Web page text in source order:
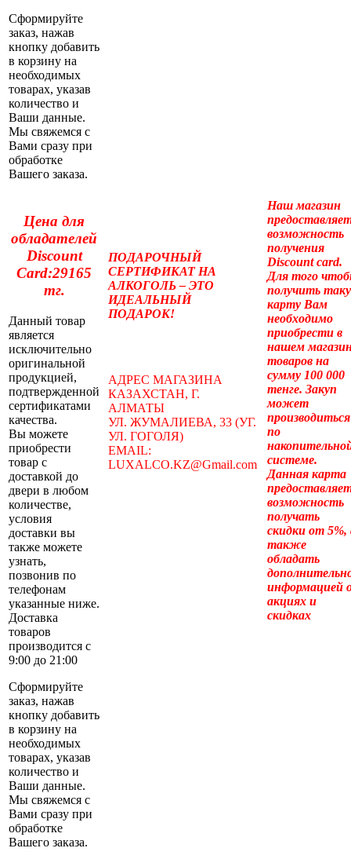
Сформируйте
заказ, нажав
кнопку добавить
в корзину на
необходимых
товарах, указав
количество и
Ваши данные.
Мы свяжемся с
Вами сразу при
обработке
Вашего заказа.
Цена для
обладателей
Discount
Card:29165
тг.
Данный товар
является
исключительно
оригинальной
продукцией,
подтвержденной
сертификатами
качества.
Вы можете
приобрести
товар с
доставкой до
двери в любом
количестве,
условия
доставки вы
также можете
узнать,
позвонив по
телефонам
указанные ниже.
Доставка
товаров
производится с
9:00 до 21:00
Сформируйте
заказ, нажав
кнопку добавить
в корзину на
необходимых
товарах, указав
количество и
Ваши данные.
Мы свяжемся с
Вами сразу при
обработке
Вашего заказа.
ПОДАРОЧНЫЙ
СЕРТИФИКАТ НА
АЛКОГОЛЬ – ЭТО
ИДЕАЛЬНЫЙ
ПОДАРОК!
АДРЕС МАГАЗИНА
КАЗАХСТАН, Г.
АЛМАТЫ
УЛ. ЖУМАЛИЕВА, 33 (УГ.
УЛ. ГОГОЛЯ)
EMAIL:
LUXALCO.KZ@Gmail.com
Наш магазин
возможность
получения
Discount card.
Для того
получить
карту Вам
необходимо
приобрести в
нашем
товаров на
сумму 100 000
тенге. Закуп
может
производиться
по
системе.
Данная карта
возможность
получать
скидки от 5%,
также
обладать
информацией
акциях и
скидках